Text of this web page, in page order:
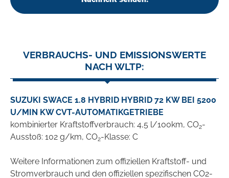
VERBRAUCHS- UND EMISSIONSWERTE
NACH WLTP:
SUZUKI SWACE 1.8 HYBRID HYBRID 72 KW BEI 5200
U/MIN KW CVT-AUTOMATIKGETRIEBE
kombinierter Kraftstoffverbrauch: 4,5 l/100km, CO2-
Ausstoß: 102 g/km, CO2-Klasse: C
Weitere Informationen zum offiziellen Kraftstoff- und
Stromverbrauch und den offiziellen spezifischen CO2-